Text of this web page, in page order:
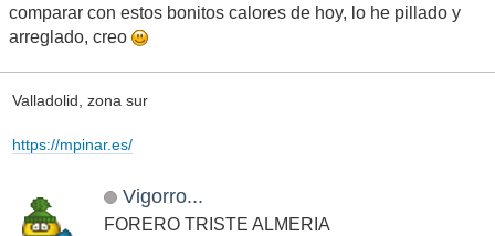
comparar con estos bonitos calores de hoy, lo he pillado y
arreglado, creo
Valladolid, zona sur
https://mpinar.es/
Vigorro...
FORERO TRISTE ALMERIA